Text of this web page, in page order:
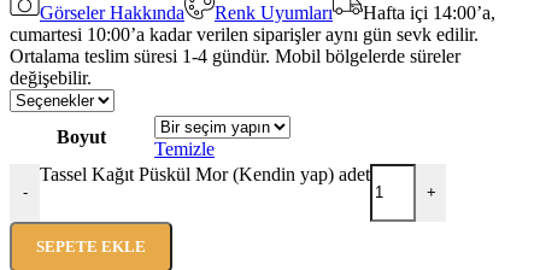
Görseler Hakkında Renk Uyumları
Hafta içi 14:00’a,
cumartesi 10:00’a kadar verilen siparişler aynı gün sevk edilir.
Ortalama teslim süresi 1-4 gündür. Mobil bölgelerde süreler
değişebilir.
Boyut
Temizle
-
Tassel Kağıt Püskül Mor (Kendin yap) adet
+
SEPETE EKLE